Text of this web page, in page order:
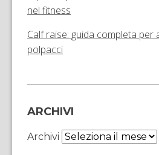
nel fitness
Calf raise: guida completa per
polpacci
ARCHIVI
Archivi